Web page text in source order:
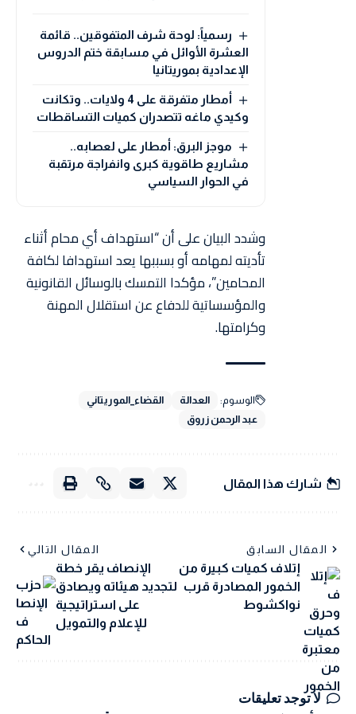
رسمياً: لوحة شرف المتفوقين.. قائمة
العشرة الأوائل في مسابقة ختم الدروس
الإعدادية بموريتانيا
أمطار متفرقة على 4 ولايات.. وتكانت
وكيدي ماغه تتصدران كميات التساقطات
موجز البرق: أمطار على لعصابه..
مشاريع طاقوية كبرى وانفراجة مرتقبة
في الحوار السياسي
وشدد البيان على أن “استهداف أي محام أثناء
تأديته لمهامه أو بسببها يعد استهدافا لكافة
المحامين”، مؤكدا التمسك بالوسائل القانونية
والمؤسساتية للدفاع عن استقلال المهنة
وكرامتها.
الوسوم: العدالة
القضاء_الموريتاني
عبد الرحمن زروق
شارك هذا المقال
المقال السابق
إتلاف كميات كبيرة من
الخمور المصادرة قرب
نواكشوط
المقال التالي
الإنصاف يقر خطة
لتجديد هيئاته ويصادق
على استراتيجية
للإعلام والتمويل
لا توجد تعليقات